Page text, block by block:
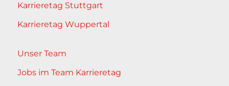
Karrieretag Stuttgart
Karrieretag Wuppertal
Unser Team
Jobs im Team Karrieretag